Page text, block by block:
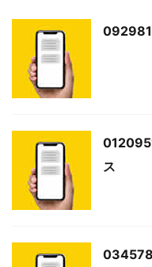
ス